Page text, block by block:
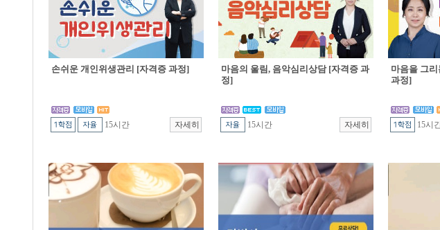
손쉬운 개인위생관리 [자격증 과정]
15시간
마음의 울림, 음악심리상담 [자격증 과
정]
15시간
마음을 그
과정]
15시